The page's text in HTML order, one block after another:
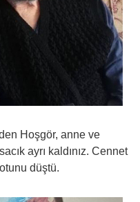
Hoşgör, anne ve
ayrı kaldınız. Cennet
düştü.